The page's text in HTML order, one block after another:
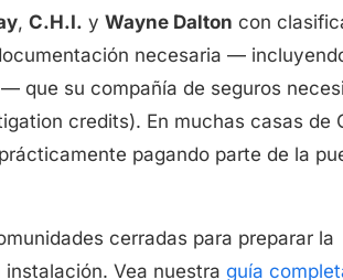
, C.H.I. y Wayne Dalton con
necesaria —
— que su compañía de seguros
credits). En muchas casas de
pagando parte de la
cerradas para preparar la
Vea nuestra guía